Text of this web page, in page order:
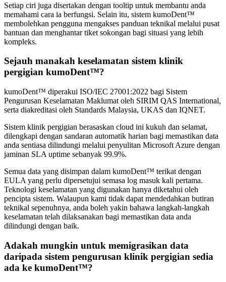
Setiap ciri juga disertakan dengan tooltip untuk membantu anda
memahami cara ia berfungsi. Selain itu, sistem kumoDent™
membolehkan pengguna mengakses panduan teknikal melalui pusat
bantuan dan menghantar tiket sokongan bagi situasi yang lebih
kompleks.
Sejauh manakah keselamatan sistem klinik
pergigian kumoDent™?
kumoDent™ diperakui ISO/IEC 27001:2022 bagi Sistem
Pengurusan Keselamatan Maklumat oleh SIRIM QAS International,
serta diakreditasi oleh Standards Malaysia, UKAS dan IQNET.
Sistem klinik pergigian berasaskan cloud ini kukuh dan selamat,
dilengkapi dengan sandaran automatik harian bagi memastikan data
anda sentiasa dilindungi melalui penyulitan Microsoft Azure dengan
jaminan SLA uptime sebanyak 99.9%.
Semua data yang disimpan dalam kumoDent™ terikat dengan
EULA yang perlu dipersetujui semasa log masuk kali pertama.
Teknologi keselamatan yang digunakan hanya diketahui oleh
pencipta sistem. Walaupun kami tidak dapat mendedahkan butiran
teknikal sepenuhnya, anda boleh yakin bahawa langkah-langkah
keselamatan telah dilaksanakan bagi memastikan data anda
dilindungi dengan baik.
Adakah mungkin untuk memigrasikan data
daripada sistem pengurusan klinik pergigian sedia
ada ke kumoDent™?